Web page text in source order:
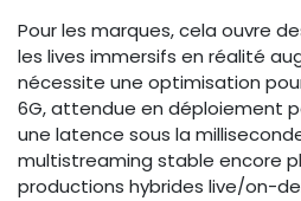
Pour les marques, cela ouvre
les lives immersifs en réalité
nécessite une optimisation
6G, attendue en déploiement
une latence sous la
multistreaming stable encore
productions hybrides live/on-